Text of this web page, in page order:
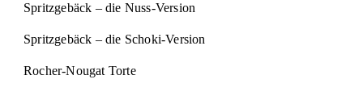
Spritzgebäck – die Nuss-Version
Spritzgebäck – die Schoki-Version
Rocher-Nougat Torte